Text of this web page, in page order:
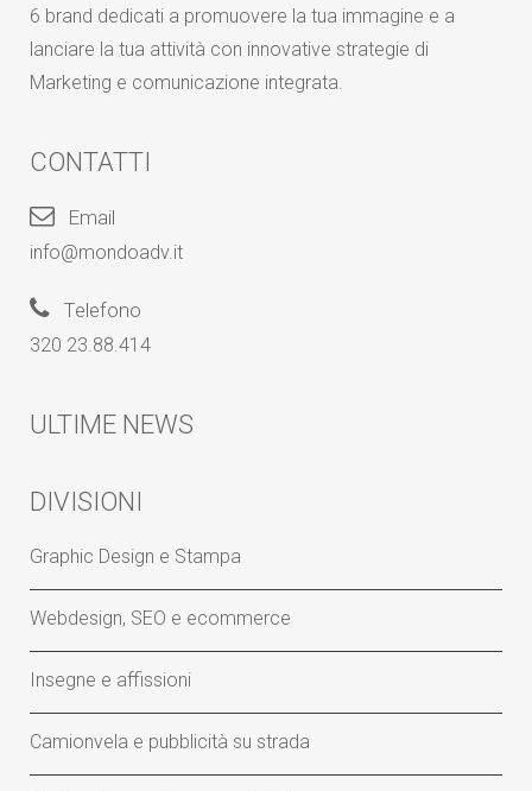
6 brand dedicati a promuovere la tua immagine e a
lanciare la tua attività con innovative strategie di
Marketing e comunicazione integrata.
CONTATTI
Email
info@mondoadv.it
Telefono
320 23.88.414
ULTIME NEWS
DIVISIONI
Graphic Design e Stampa
Webdesign, SEO e ecommerce
Insegne e affissioni
Camionvela e pubblicità su strada